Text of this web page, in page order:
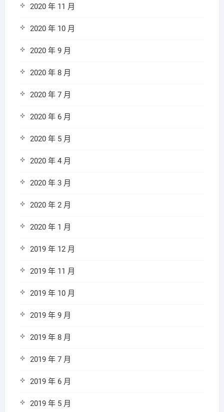
2020 年 11 月
2020 年 10 月
2020 年 9 月
2020 年 8 月
2020 年 7 月
2020 年 6 月
2020 年 5 月
2020 年 4 月
2020 年 3 月
2020 年 2 月
2020 年 1 月
2019 年 12 月
2019 年 11 月
2019 年 10 月
2019 年 9 月
2019 年 8 月
2019 年 7 月
2019 年 6 月
2019 年 5 月